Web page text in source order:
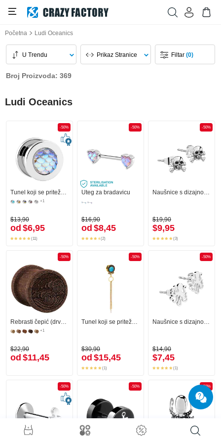
Početna Ludi Oceanics
U Trendu Prikaz Stranice Filtar(0)
Broj Proizvoda: 369
Ludi Oceanics
-50%
Tunel koji se priteže (kirurški čelik, srebrna, sjajna završna obrada) s dizajnom ribljih ljuski
+1
$13,90
od $6,95
(11)
-50%
Uteg za bradavicu
$16,90
od $8,45
(2)
-50%
Naušnice s dizajnom lubanje
$19,90
$9,95
(3)
-50%
+1
$22,90
od $11,45
-50%
Tunel koji se priteže (kirurški čelik, zlatna, sjajna završna obrada) s dizajnom ribljih ljuski i privjeskom s kristalnim kamenčićima
$30,90
od $15,45
(1)
-50%
Naušnice s dizajnom hobotnice
$14,90
$7,45
(1)
-50% -50% -50%